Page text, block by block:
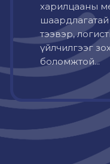
харилцааны
шаардлагатай
тээвэр,
үйлчилгээг
боломжтой...